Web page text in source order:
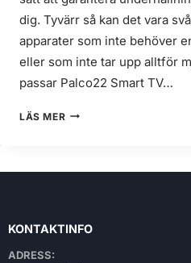
dig. Tyvärr så kan det vara
apparater som inte behöver
eller som inte tar upp alltför
passar Palco22 Smart TV…
LÄS MERPALCO22
KONTAKTINFO
ADRESS: